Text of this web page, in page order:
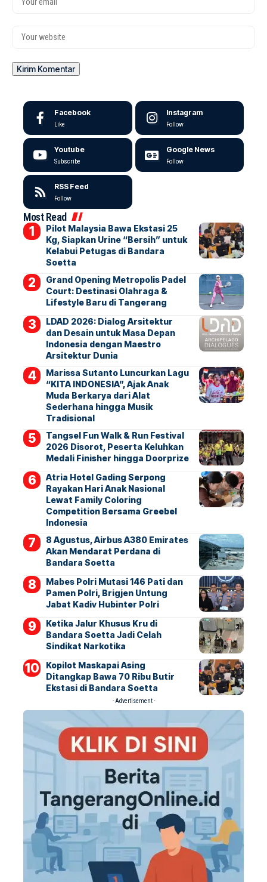
Facebook
Like
Instagram
Follow
Youtube
Subscribe
Google News
Follow
RSS Feed
Follow
Most Read
Pilot Malaysia Bawa Ekstasi 25
Kg, Siapkan Urine “Bersih” untuk
Kelabui Petugas di Bandara
Soetta
Grand Opening Metropolis Padel
Court: Destinasi Olahraga &
Lifestyle Baru di Tangerang
LDAD 2026: Dialog Arsitektur
dan Desain untuk Masa Depan
Indonesia dengan Maestro
Arsitektur Dunia
Marissa Sutanto Luncurkan Lagu
“KITA INDONESIA”, Ajak Anak
Muda Berkarya dari Alat
Sederhana hingga Musik
Tradisional
Tangsel Fun Walk & Run Festival
2026 Disorot, Peserta Keluhkan
Medali Finisher hingga Doorprize
Atria Hotel Gading Serpong
Rayakan Hari Anak Nasional
Lewat Family Coloring
Competition Bersama Greebel
Indonesia
8 Agustus, Airbus A380 Emirates
Akan Mendarat Perdana di
Bandara Soetta
Mabes Polri Mutasi 146 Pati dan
Pamen Polri, Brigjen Untung
Jabat Kadiv Hubinter Polri
Ketika Jalur Khusus Kru di
Bandara Soetta Jadi Celah
Sindikat Narkotika
Kopilot Maskapai Asing
Ditangkap Bawa 70 Ribu Butir
Ekstasi di Bandara Soetta
- Advertisement -